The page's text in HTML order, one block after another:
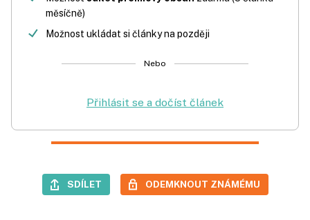
měsíčně)
Možnost ukládat si články na později
Nebo
Přihlásit se a dočíst článek
SDÍLET ODEMKNOUT ZNÁMÉMU